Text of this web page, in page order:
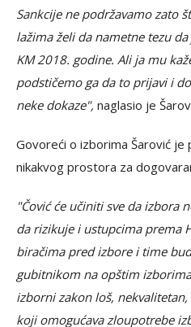
Sankcije ne podržavamo zato
lažima želi da nametne tezu
KM 2018. godine. Ali ja mu
podstičemo ga da to prijavi i
neke dokaze", naglasio je
Govoreći o izborima Šarović je
nikakvog prostora za
"Čović će učiniti sve da izbora
da rizikuje i ustupcima prema
biračima pred izbore i time
gubitnikom na opštim
izborni zakon loš,
koji omogućava zloupotrebe